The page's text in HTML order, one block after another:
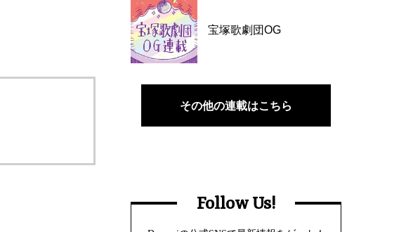
宝塚歌劇団OG
その他の連載はこちら
Follow Us!